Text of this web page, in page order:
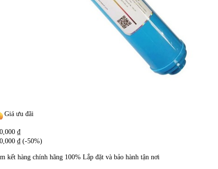
Giá ưu đãi
₫
₫ (-50%)
kết hàng chính hãng 100% Lắp đặt và bảo hành tận nơi